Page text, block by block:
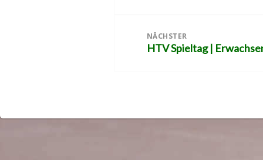
NÄCHSTER
Nächster
HTV Spieltag |